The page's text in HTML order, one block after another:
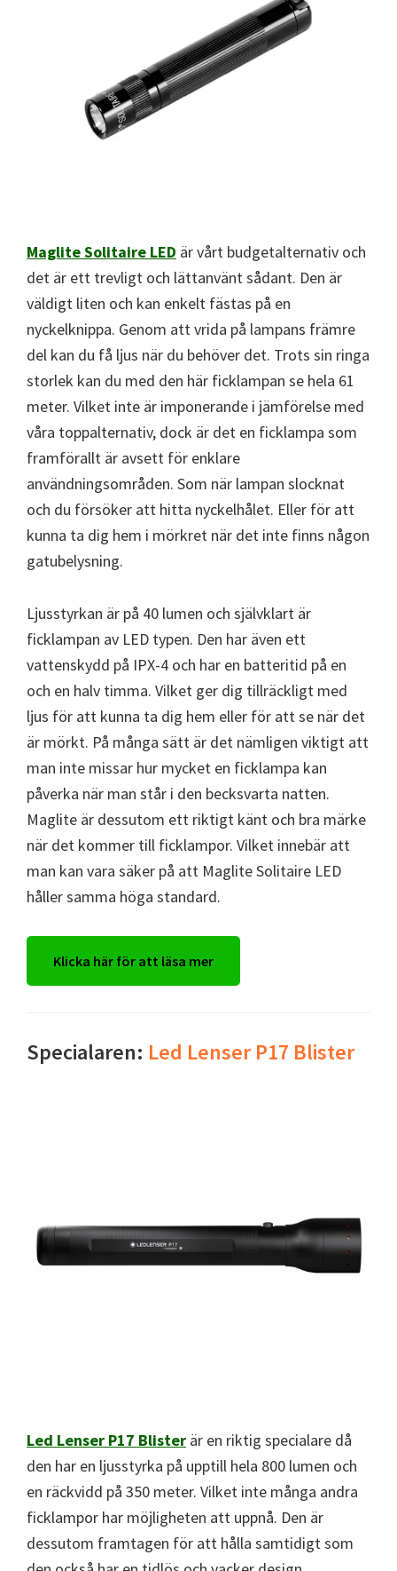
Maglite Solitaire LED är vårt budgetalternativ och
det är ett trevligt och lättanvänt sådant. Den är
väldigt liten och kan enkelt fästas på en
nyckelknippa. Genom att vrida på lampans främre
del kan du få ljus när du behöver det. Trots sin ringa
storlek kan du med den här ficklampan se hela 61
meter. Vilket inte är imponerande i jämförelse med
våra toppalternativ, dock är det en ficklampa som
framförallt är avsett för enklare
användningsområden. Som när lampan slocknat
och du försöker att hitta nyckelhålet. Eller för att
kunna ta dig hem i mörkret när det inte finns någon
gatubelysning.
Ljusstyrkan är på 40 lumen och självklart är
ficklampan av LED typen. Den har även ett
vattenskydd på IPX-4 och har en batteritid på en
och en halv timma. Vilket ger dig tillräckligt med
ljus för att kunna ta dig hem eller för att se när det
är mörkt. På många sätt är det nämligen viktigt att
man inte missar hur mycket en ficklampa kan
påverka när man står i den becksvarta natten.
Maglite är dessutom ett riktigt känt och bra märke
när det kommer till ficklampor. Vilket innebär att
man kan vara säker på att Maglite Solitaire LED
håller samma höga standard.
Klicka här för att läsa mer
Specialaren: Led Lenser P17 Blister
Led Lenser P17 Blister är en riktig specialare då
den har en ljusstyrka på upptill hela 800 lumen och
en räckvidd på 350 meter. Vilket inte många andra
ficklampor har möjligheten att uppnå. Den är
dessutom framtagen för att hålla samtidigt som